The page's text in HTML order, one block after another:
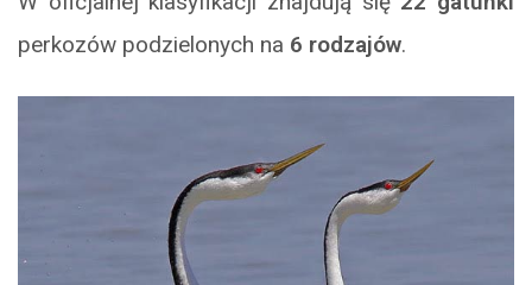
perkozów podzielonych na 6 rodzajów.